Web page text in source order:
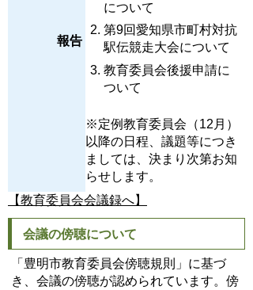
報告
について
第9回愛知県市町村対抗
駅伝競走大会について
教育委員会後援申請に
ついて
※定例教育委員会（12月）
以降の日程、議題等につき
ましては、決まり次第お知
らせします。
【教育委員会会議録へ】
会議の傍聴について
「豊明市教育委員会傍聴規則」に基づ
き、会議の傍聴が認められています。傍